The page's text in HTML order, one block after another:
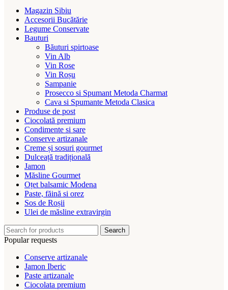
Magazin Sibiu
Accesorii Bucătărie
Legume Conservate
Bauturi
Băuturi spirtoase
Vin Alb
Vin Rose
Vin Roșu
Sampanie
Prosecco si Spumant Metoda Charmat
Cava si Spumante Metoda Clasica
Produse de post
Ciocolată premium
Condimente si sare
Conserve artizanale
Creme și sosuri gourmet
Dulceață tradițională
Jamon
Măsline Gourmet
Oțet balsamic Modena
Paste, făină si orez
Sos de Roșii
Ulei de măsline extravirgin
Search
Popular requests
Conserve artizanale
Jamon Iberic
Paste artizanale
Ciocolata premium